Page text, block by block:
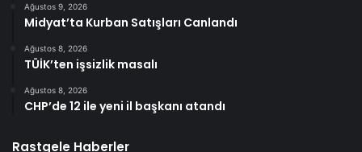
Ağustos 9, 2026
Midyat’ta Kurban Satışları Canlandı
Ağustos 8, 2026
TÜİK’ten işsizlik masalı
Ağustos 8, 2026
CHP’de 12 ile yeni il başkanı atandı
Rastgele Haberler